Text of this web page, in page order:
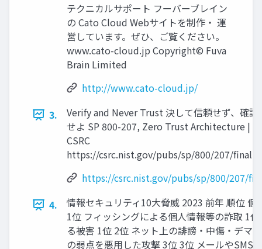
テクニカルサポート フーバーブレイン
の Cato Cloud Webサイトを制作・ 運
営しています。ぜひ、ご覧ください。
www.cato-cloud.jp Copyright© Fuva
Brain Limited
http://www.cato-cloud.jp/
3.
Verify and Never Trust 決して信頼せず、確認
せよ SP 800-207, Zero Trust Architecture |
CSRC
https://csrc.nist.gov/pubs/sp/800/207/final 3
https://csrc.nist.gov/pubs/sp/800/207/
4.
情報セキュリティ10大脅威 2023 前年 順位 個
1位 フィッシングによる個人情報等の詐取 1
る被害 1位 2位 ネット上の誹謗・中傷・デマ
の弱点を悪用した攻撃 3位 3位 メールやSMS